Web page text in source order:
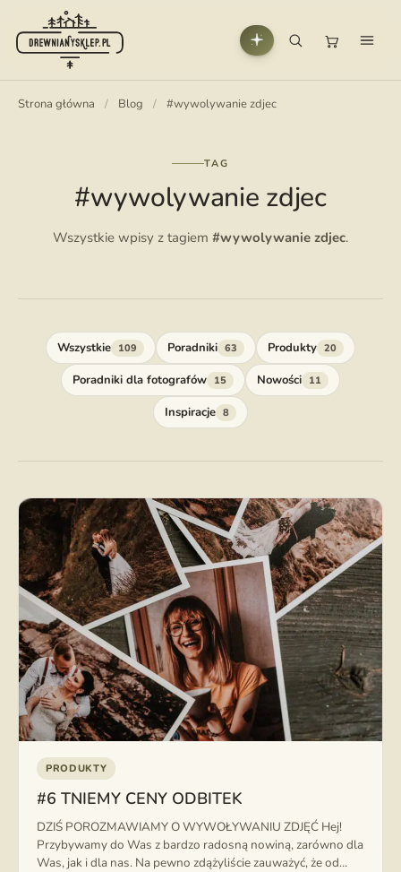
Strona główna / Blog / #wywolywanie zdjec
TAG
#wywolywanie zdjec
Wszystkie wpisy z tagiem #wywolywanie zdjec.
Wszystkie 109 Poradniki 63 Produkty 20
Poradniki dla fotografów 15 Nowości 11
Inspiracje 8
PRODUKTY
#6 TNIEMY CENY ODBITEK
DZIŚ POROZMAWIAMY O WYWOŁYWANIU ZDJĘĆ Hej!
Przybywamy do Was z bardzo radosną nowiną, zarówno dla
Was, jak i dla nas. Na pewno zdążyliście zauważyć, że od